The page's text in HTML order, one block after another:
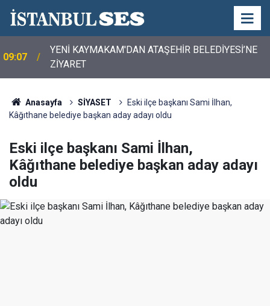
09:07
YENİ KAYMAKAM'DAN ATAŞEHİR BELEDİYESİ’NE
ZİYARET
Anasayfa SİYASET
Eski ilçe başkanı Sami İlhan,
Kâğıthane belediye başkan aday adayı oldu
Eski ilçe başkanı Sami İlhan,
Kâğıthane belediye başkan aday adayı
oldu